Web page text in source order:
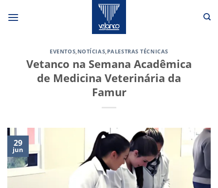
EVENTOS,NOTÍCIAS,PALESTRAS TÉCNICAS
Vetanco na Semana Acadêmica
de Medicina Veterinária da
Famur
29
jun